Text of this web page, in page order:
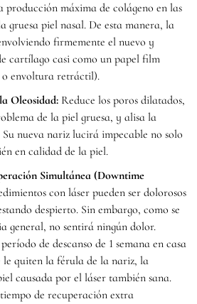
producción máxima de colágeno en las
gruesa piel nasal. De esta manera, la
firmemente el nuevo y
cartílago casi como un papel film
envoltura retráctil).
Oleosidad: Reduce los poros dilatados,
de la piel gruesa, y alisa la
nueva nariz lucirá impecable no solo
en calidad de la piel.
Simultánea (Downtime
con láser pueden ser dolorosos
despierto. Sin embargo, como se
general, no sentirá ningún dolor.
de descanso de 1 semana en casa
le quiten la férula de la nariz, la
causada por el láser también sana.
de recuperación extra